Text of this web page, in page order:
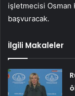
işletmecisi Osman
başvuracak.
İlgili Makaleler